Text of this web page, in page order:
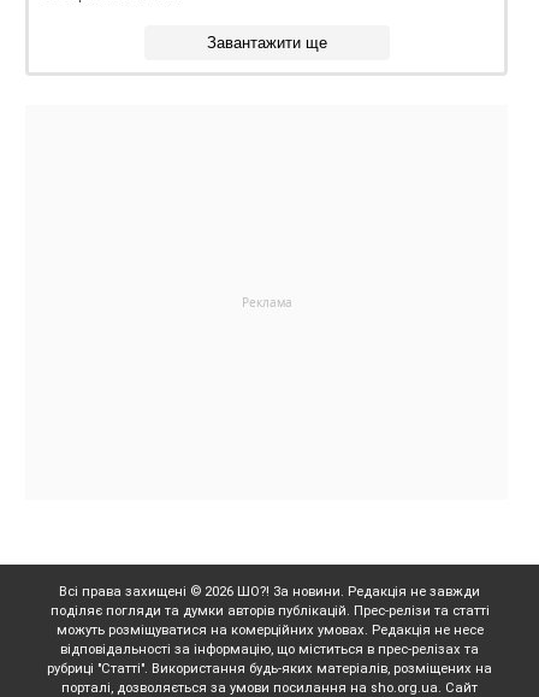
Завантажити ще
Всі права захищені © 2026 ШО?! За новини. Редакція не завжди
поділяє погляди та думки авторів публікацій. Прес-релізи та статті
можуть розміщуватися на комерційних умовах. Редакція не несе
відповідальності за інформацію, що міститься в прес-релізах та
рубриці "Статті". Використання будь-яких матеріалів, розміщених на
порталі, дозволяється за умови посилання на sho.org.ua. Сайт